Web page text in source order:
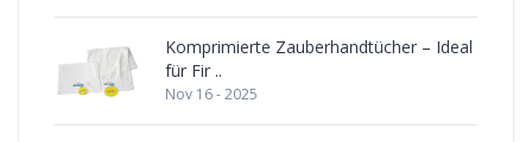
Komprimierte Zauberhandtücher – Ideal
für Fir ..
Nov 16 - 2025